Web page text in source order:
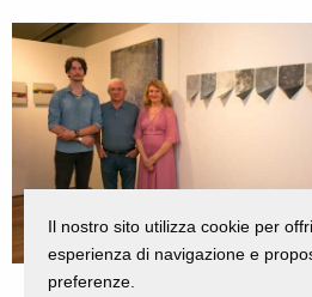
Il nostro sito utilizza cookie per
esperienza di navigazione e
preferenze.